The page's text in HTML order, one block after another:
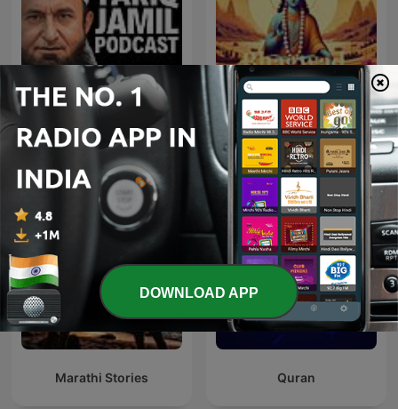
Tariq Jamil Podcast Bhagavad Gita
Marathi Stories Quran
DOWNLOAD APP